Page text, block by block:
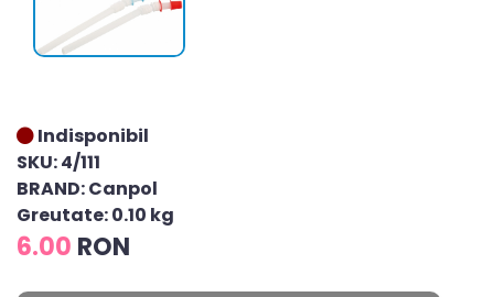
Indisponibil
SKU: 4/111
BRAND: Canpol
Greutate: 0.10 kg
6.00 RON